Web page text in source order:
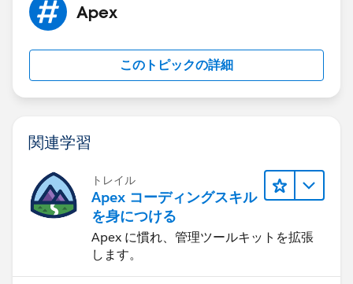
Apex
このトピックの詳細
関連学習
トレイル
Apex コーディングスキル
を身につける
Apex に慣れ、管理ツールキットを拡張
します。